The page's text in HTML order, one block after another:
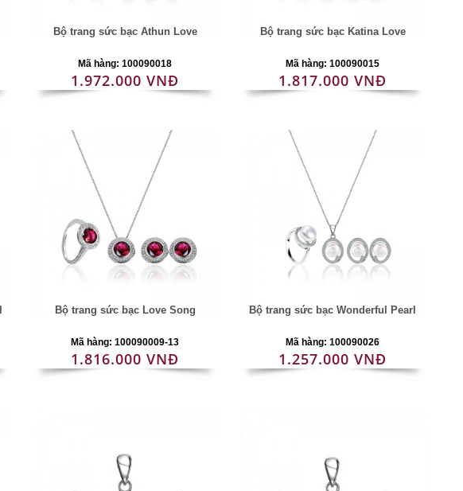
Bộ trang sức bạc Athun Love
Mã hàng: 100090018
1.972.000 VNĐ
Bộ trang sức bạc Katina Love
Mã hàng: 100090015
1.817.000 VNĐ
Bộ trang sức bạc Love Song
Mã hàng: 100090009-13
1.816.000 VNĐ
Bộ trang sức bạc Wonderful Pearl
Mã hàng: 100090026
1.257.000 VNĐ